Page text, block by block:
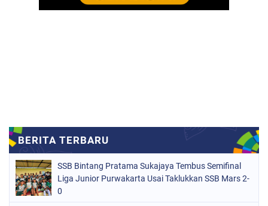
SSB Bintang Pratama Sukajaya Tembus Semifinal
Liga Junior Purwakarta Usai Taklukkan SSB Mars 2-
0